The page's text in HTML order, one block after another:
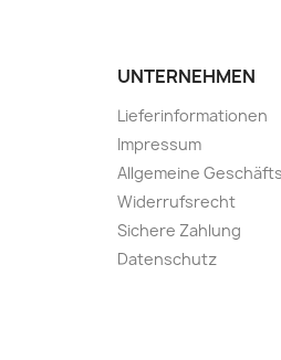
UNTERNEHMEN
Lieferinformationen
Impressum
Allgemeine
Widerrufsrecht
Sichere Zahlung
Datenschutz